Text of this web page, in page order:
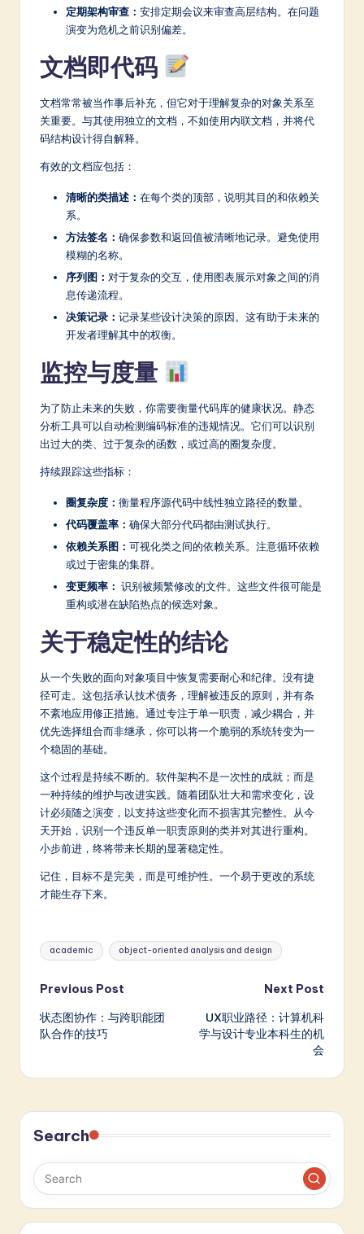
定期架构审查： 安排定期会议来审查高层结构。在问题
演变为危机之前识别偏差。
文档即代码
文档常常被当作事后补充，但它对于理解复杂的对象关系至
关重要。与其使用独立的文档，不如使用内联文档，并将代
码结构设计得自解释。
有效的文档应包括：
清晰的类描述： 在每个类的顶部，说明其目的和依赖关
系。
方法签名： 确保参数和返回值被清晰地记录。避免使用
模糊的名称。
序列图： 对于复杂的交互，使用图表展示对象之间的消
息传递流程。
决策记录： 记录某些设计决策的原因。这有助于未来的
开发者理解其中的权衡。
监控与度量
为了防止未来的失败，你需要衡量代码库的健康状况。静态
分析工具可以自动检测编码标准的违规情况。它们可以识别
出过大的类、过于复杂的函数，或过高的圈复杂度。
持续跟踪这些指标：
圈复杂度： 衡量程序源代码中线性独立路径的数量。
代码覆盖率： 确保大部分代码都由测试执行。
依赖关系图： 可视化类之间的依赖关系。注意循环依赖
或过于密集的集群。
变更频率： 识别被频繁修改的文件。这些文件很可能是
重构或潜在缺陷热点的候选对象。
关于稳定性的结论
从一个失败的面向对象项目中恢复需要耐心和纪律。没有捷
径可走。这包括承认技术债务，理解被违反的原则，并有条
不紊地应用修正措施。通过专注于单一职责，减少耦合，并
优先选择组合而非继承，你可以将一个脆弱的系统转变为一
个稳固的基础。
这个过程是持续不断的。软件架构不是一次性的成就；而是
一种持续的维护与改进实践。随着团队壮大和需求变化，设
计必须随之演变，以支持这些变化而不损害其完整性。从今
天开始，识别一个违反单一职责原则的类并对其进行重构。
小步前进，终将带来长期的显著稳定性。
记住，目标不是完美，而是可维护性。一个易于更改的系统
才能生存下来。
Tags:
academic object-oriented analysis and design
Post
navigation
Previous Post
状态图协作：与跨职能团
队合作的技巧
Next Post
UX职业路径：计算机科
学与设计专业本科生的机
会
Search